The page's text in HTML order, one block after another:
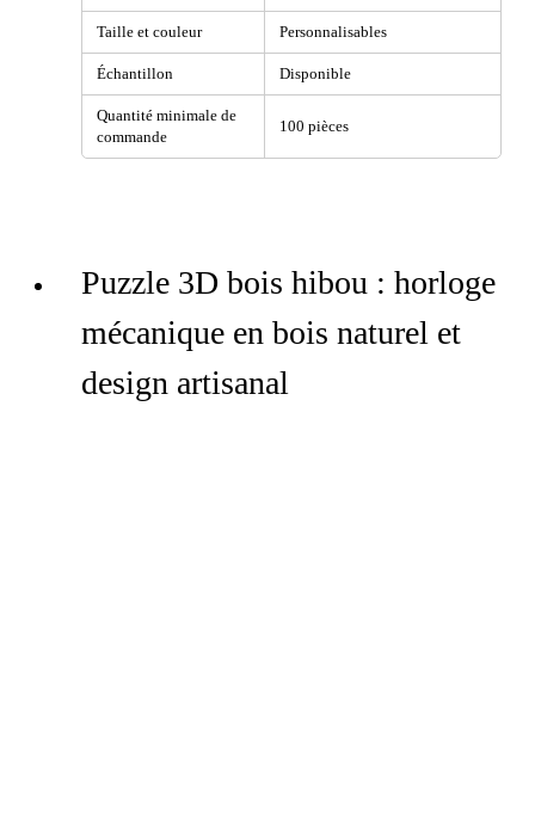
Taille et couleur Personnalisables
Échantillon Disponible
Quantité minimale de
commande
100 pièces
Puzzle 3D bois hibou : horloge
mécanique en bois naturel et
design artisanal